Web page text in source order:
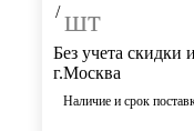
/ шт
Без учета скидки
г.Москва
Наличие и срок